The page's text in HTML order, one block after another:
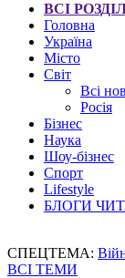
ВСІ
Головна
Україна
Місто
Світ
Всі
Росія
Бізнес
Наука
Шоу-бізнес
Спорт
Lifestyle
БЛОГИ
СПЕЦТЕМА:
ВСІ ТЕМИ